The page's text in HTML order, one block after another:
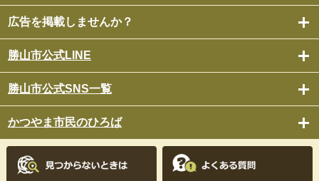
広告を掲載しませんか？
勝山市公式LINE
勝山市公式SNS一覧
かつやま市民のひろば